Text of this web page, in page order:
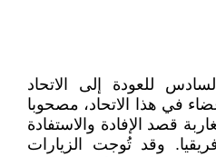
للعودة إلى الاتحاد
في هذا الاتحاد، مصحوبا
قصد الإفادة والاستفادة
وقد تُوجت الزيارات